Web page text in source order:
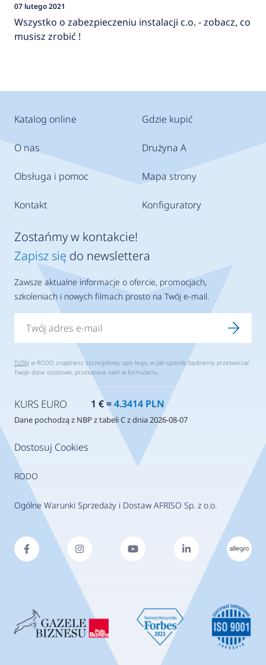
07 lutego 2021
Wszystko o zabezpieczeniu instalacji c.o. - zobacz, co
musisz zrobić !
Katalog online
O nas
Obsługa i pomoc
Kontakt
Gdzie kupić
Drużyna A
Mapa strony
Konfiguratory
Dostosuj Cookies
RODO
Ogólne Warunki Sprzedaży i Dostaw AFRISO Sp. z o.o.
Zostańmy w kontakcie!
Zapisz się do newslettera
Zawsze aktualne informacje o ofercie, promocjach,
szkoleniach i nowych filmach prosto na Twój e-mail.
TUTAJ w RODO znajdziesz szczegółowy opis tego, w jaki sposób będziemy przetwarzać
Twoje dane osobowe, przekazane nam w formularzu.
KURS EURO 1 € =4.3414 PLN
Dane pochodzą z NBP z tabeli C z dnia 2026-08-07